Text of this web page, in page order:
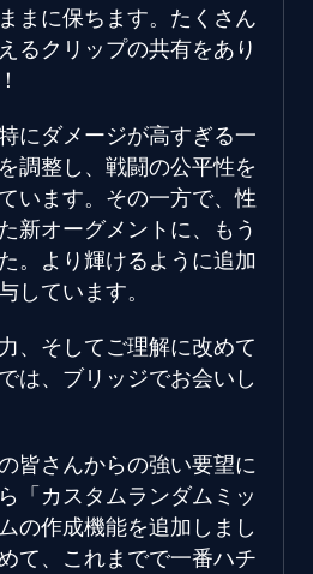
まに保ちます。たくさん
るクリップの共有をあり
にダメージが高すぎる一
調整し、戦闘の公平性を
います。その一方で、性
新オーグメントに、もう
。より輝けるように追加
しています。
、そしてご理解に改めて
は、ブリッジでお会いし
皆さんからの強い要望に
「カスタムランダムミッ
の作成機能を追加しまし
て、これまでで一番ハチ